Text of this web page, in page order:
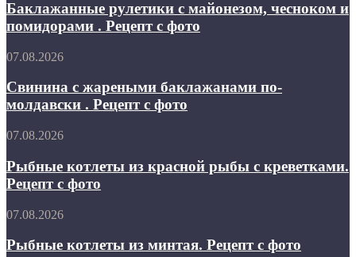
фото
с
майонезом,
чесноком
помидорами
Рецепт
с
Баклажанные рулетики с майонезом, чесноком и
помидорами . Рецепт с фото
Свинина
жареными
по-
.
с
фото
07.08.2026
Свинина с жареными баклажанами по-
молдавски . Рецепт с фото
Рыбные
из
красной
рыбы
креветками.
с
07.08.2026
Рыбные котлеты из красной рыбы с креветками.
Рецепт с фото
Рыбные
из
07.08.2026
Рыбные котлеты из минтая. Рецепт с фото